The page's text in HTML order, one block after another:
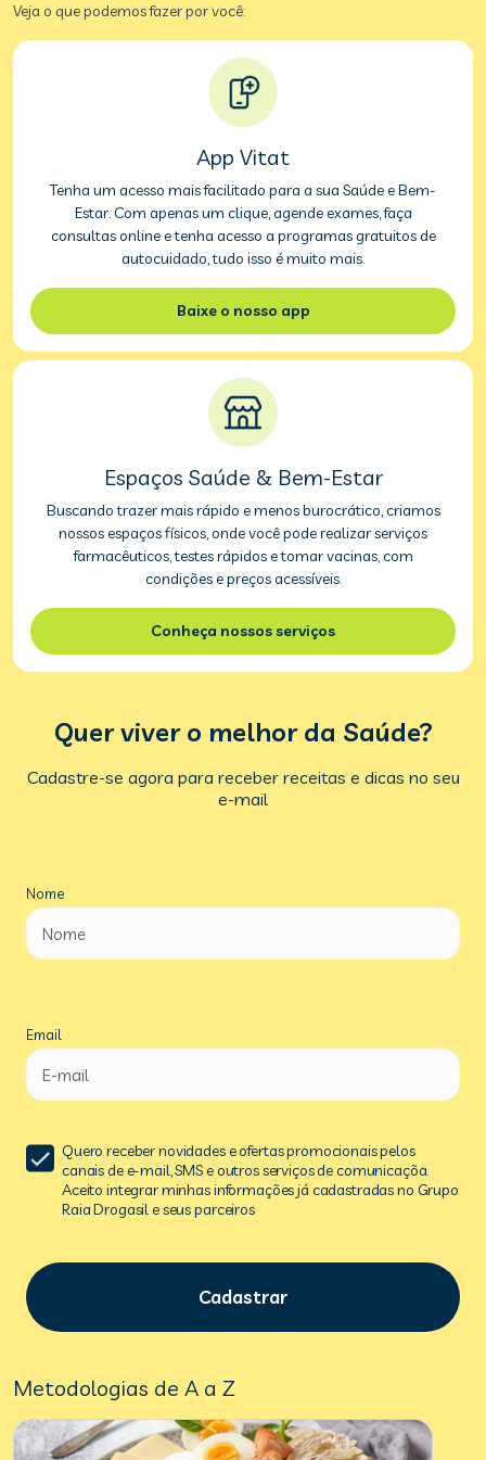
Veja o que podemos fazer por você:
App Vitat
Tenha um acesso mais facilitado para a sua Saúde e Bem-
Estar. Com apenas um clique, agende exames, faça
consultas online e tenha acesso a programas gratuitos de
autocuidado, tudo isso é muito mais.
Baixe o nosso app
Espaços Saúde & Bem-Estar
Buscando trazer mais rápido e menos burocrático, criamos
nossos espaços físicos, onde você pode realizar serviços
farmacêuticos, testes rápidos e tomar vacinas, com
condições e preços acessíveis.
Conheça nossos serviços
Quer viver o melhor da Saúde?
Cadastre-se agora para receber receitas e dicas no seu
e-mail
Nome
Email
Quero receber novidades e ofertas promocionais pelos
canais de e-mail, SMS e outros serviços de comunicaçõa.
Aceito integrar minhas informações já cadastradas no Grupo
Raia Drogasil e seus parceiros
Cadastrar
Metodologias de A a Z